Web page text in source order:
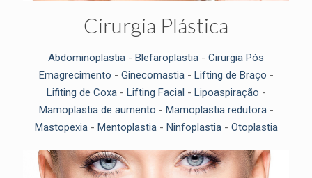
Cirurgia Plástica
Abdominoplastia - Blefaroplastia - Cirurgia Pós
Emagrecimento - Ginecomastia- Lifting de Braço -
Lifiting de Coxa- Lifting Facial - Lipoaspiração -
Mamoplastia de aumento - Mamoplastia redutora-
Mastopexia- Mentoplastia- Ninfoplastia- Otoplastia